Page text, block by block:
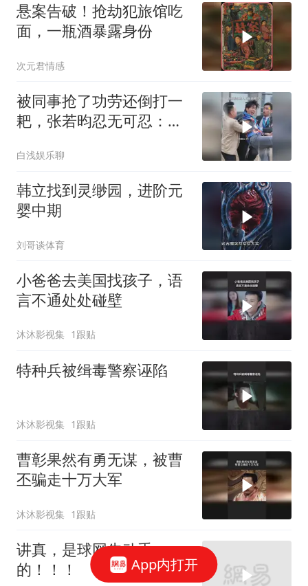
悬案告破！抢劫犯旅馆吃
面，一瓶酒暴露身份
次元君情感
被同事抢了功劳还倒打一
耙，张若昀忍无可忍：看
白浅娱乐聊
韩立找到灵缈园，进阶元
婴中期
刘哥谈体育
小爸爸去美国找孩子，语
言不通处处碰壁
沐沐影视集 1跟贴
特种兵被缉毒警察诬陷
沐沐影视集 1跟贴
曹彰果然有勇无谋，被曹
丕骗走十万大军
沐沐影视集 1跟贴
讲真，是球网先动手
的！！！
App内打开